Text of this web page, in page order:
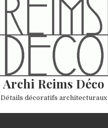
Archi Reims Déco
Détails décoratifs architecturaux